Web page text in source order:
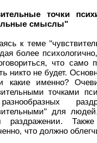
точки
смыслы"
к теме
более
что само
никто не будет.
какие именно?
точками
для
раздражении.
что должно